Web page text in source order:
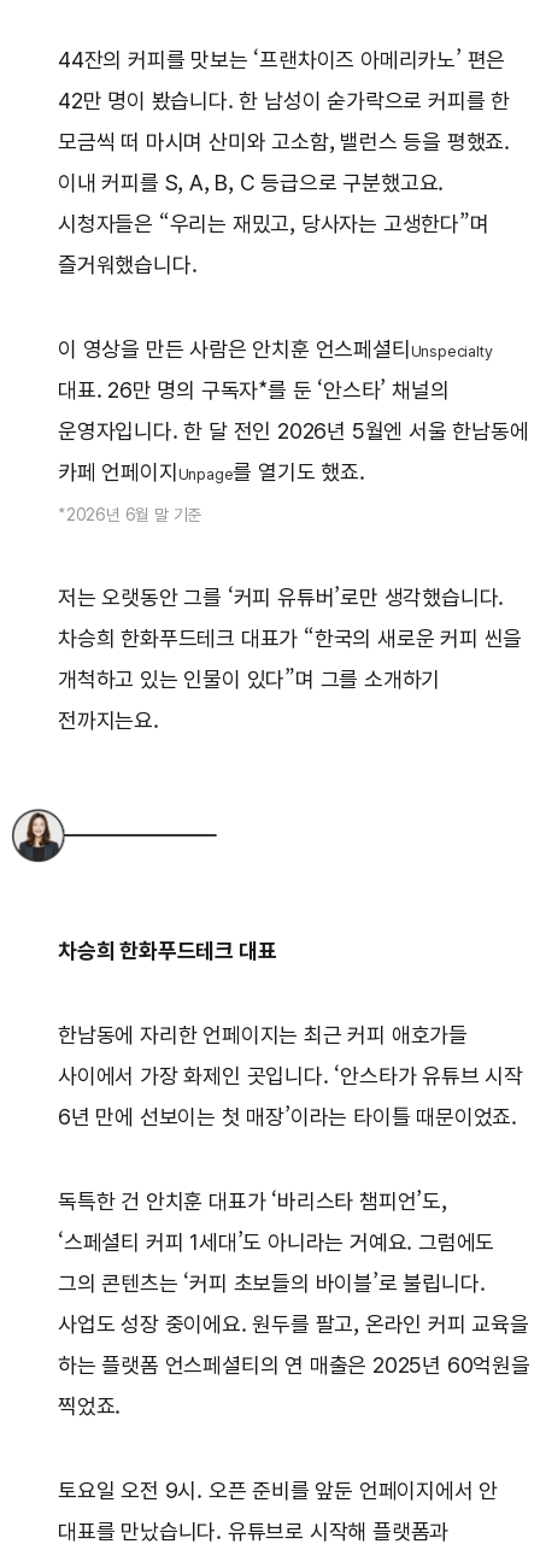
44잔의 커피를 맛보는 ‘프랜차이즈 아메리카노’ 편은
42만 명이 봤습니다. 한 남성이 숟가락으로 커피를 한
모금씩 떠 마시며 산미와 고소함, 밸런스 등을 평했죠.
이내 커피를 S, A, B, C 등급으로 구분했고요.
시청자들은 “우리는 재밌고, 당사자는 고생한다”며
즐거워했습니다.
이 영상을 만든 사람은 안치훈 언스페셜티 Unspecialty
대표. 26만 명의 구독자*를 둔 ‘안스타’ 채널의
운영자입니다. 한 달 전인 2026년 5월엔 서울 한남동에
카페 언페이지 Unpage를 열기도 했죠.
*2026년 6월 말 기준
저는 오랫동안 그를 ‘커피 유튜버’로만 생각했습니다.
차승희 한화푸드테크 대표가 “한국의 새로운 커피 씬을
개척하고 있는 인물이 있다”며 그를 소개하기
전까지는요.
차승희 한화푸드테크 대표
한남동에 자리한 언페이지는 최근 커피 애호가들
사이에서 가장 화제인 곳입니다. ‘안스타가 유튜브 시작
6년 만에 선보이는 첫 매장’이라는 타이틀 때문이었죠.
독특한 건 안치훈 대표가 ‘바리스타 챔피언’도,
‘스페셜티 커피 1세대’도 아니라는 거예요. 그럼에도
그의 콘텐츠는 ‘커피 초보들의 바이블’로 불립니다.
사업도 성장 중이에요. 원두를 팔고, 온라인 커피 교육을
하는 플랫폼 언스페셜티의 연 매출은 2025년 60억원을
찍었죠.
토요일 오전 9시. 오픈 준비를 앞둔 언페이지에서 안
대표를 만났습니다. 유튜브로 시작해 플랫폼과